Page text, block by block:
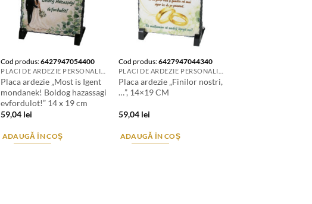
Cod produs:6427947054400
Placa ardezie „Most is Igent
mondanek! Boldog hazassagi
evfordulot!” 14 x 19 cm
59,04 lei
ADAUGĂ ÎN COȘ
Cod produs:6427947044340
Placa ardezie „Finilor nostri,
…”, 14×19 CM
59,04 lei
ADAUGĂ ÎN COȘ